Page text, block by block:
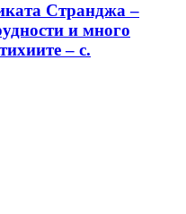
Странджа –
и много
– с.